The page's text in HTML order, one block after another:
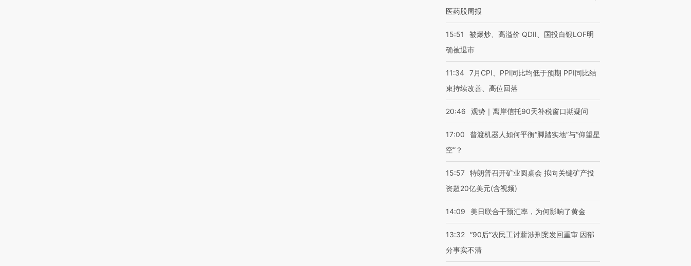
医药股周报
15:51
被爆炒、高溢价 QDII、国投白银LOF明
确被退市
11:34 7月CPI、PPI同比均低于预期 PPI同比结
束持续改善、高位回落
20:46 观势｜离岸信托90天补税窗口期疑问
17:00
普渡机器人如何平衡“脚踏实地”与“仰望星
空”？
15:57 特朗普召开矿业圆桌会 拟向关键矿产投
资超20亿美元(含视频)
14:09 美日联合干预汇率，为何影响了黄金
13:32 “90后”农民工讨薪涉刑案发回重审 因部
分事实不清